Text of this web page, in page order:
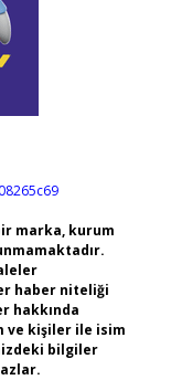
marka, kurum
haber niteliği
hakkında
ve kişiler ile isim
bilgiler